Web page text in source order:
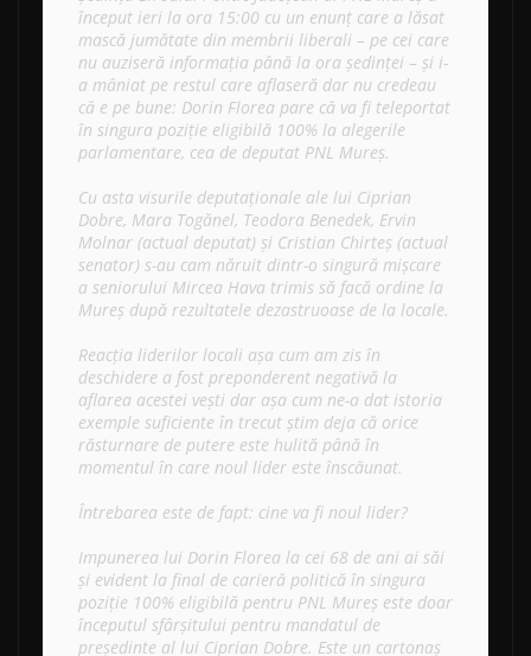
început ieri la ora 15:00 cu un enunț care a lăsat
mască jumătate din membrii liberali – pe cei care
nu auziseră informația până la ora ședinței – și i-
a mâniat pe restul care aflaseră dar nu credeau
că e pe bune: Dorin Florea pare că va fi teleportat
în singura poziție eligibilă 100% la alegerile
parlamentare, cea de deputat PNL Mureș.
Cu asta visurile deputaționale ale lui Ciprian
Dobre, Mara Togănel, Teodora Benedek, Ervin
Molnar (actual deputat) și Cristian Chirteș (actual
senator) s-au cam năruit dintr-o singură mișcare
a seniorului Mircea Hava trimis să facă ordine la
Mureș după rezultatele dezastruoase de la locale.
Reacția liderilor locali așa cum am zis în
deschidere a fost preponderent negativă la
aflarea acestei vești dar așa cum ne-a dat istoria
exemple suficiente în trecut știm deja că orice
răsturnare de putere este hulită până în
momentul în care noul lider este înscăunat.
Întrebarea este de fapt: cine va fi noul lider?
Impunerea lui Dorin Florea la cei 68 de ani ai săi
și evident la final de carieră politică în singura
poziție 100% eligibilă pentru PNL Mureș este doar
începutul sfârșitului pentru mandatul de
președinte al lui Ciprian Dobre. Este un cartonaș